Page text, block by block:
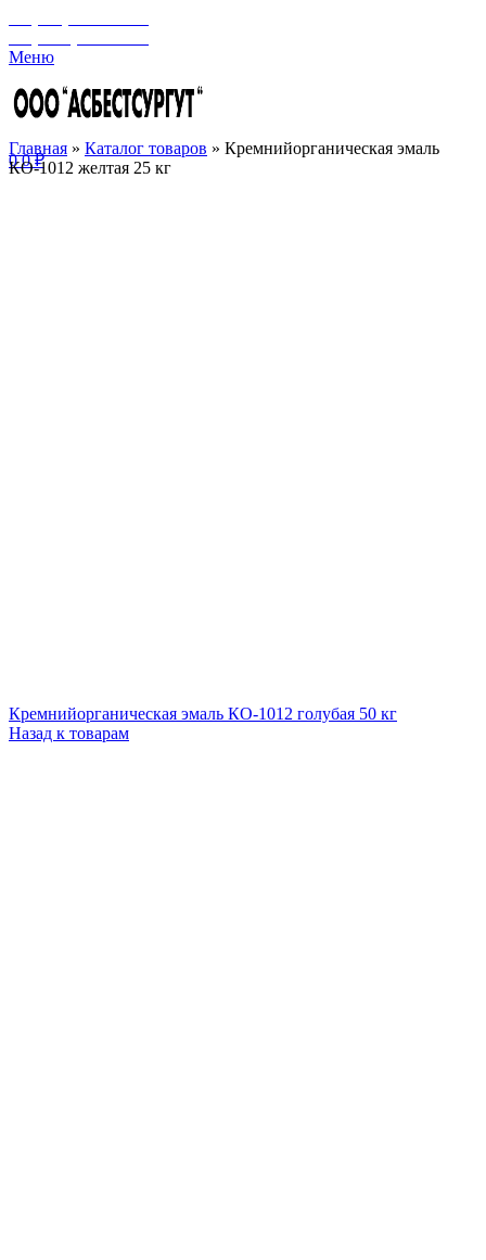
Меню
00₽
Главная » Каталог товаров » Кремнийорганическая эмаль
КО-1012 желтая 25 кг
Кремнийорганическая эмаль КО-1012 голубая 50 кг
Назад к товарам